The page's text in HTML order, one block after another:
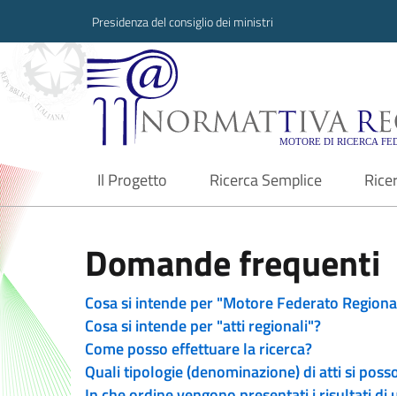
Presidenza del consiglio dei ministri
Normattiva
Il Progetto
current Ricerca Semplice
Domande frequenti
Cosa si intende per "Motore Federato
Cosa si intende per "atti regionali"?
Come posso effettuare la ricerca?
Quali tipologie (denominazione) di atti si